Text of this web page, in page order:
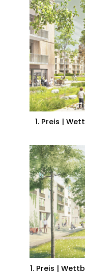
1. Preis |
1. Preis |